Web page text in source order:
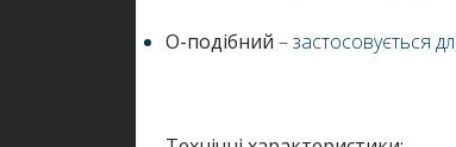
О-подібний – застосовується